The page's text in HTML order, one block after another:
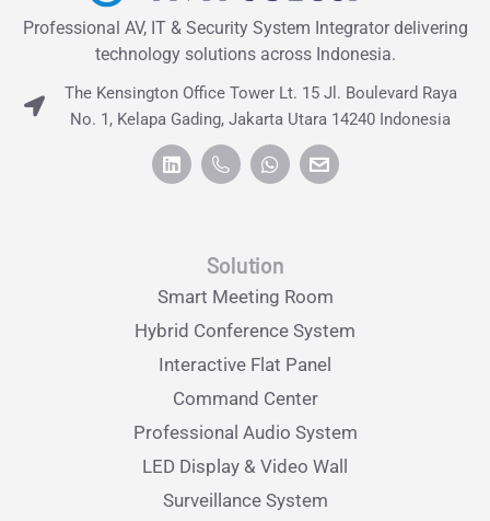
Professional AV, IT & Security System Integrator delivering
technology solutions across Indonesia.
The Kensington Office Tower Lt. 15 Jl. Boulevard Raya
No. 1, Kelapa Gading, Jakarta Utara 14240 Indonesia
Solution
Smart Meeting Room
Hybrid Conference System
Interactive Flat Panel
Command Center
Professional Audio System
LED Display & Video Wall
Surveillance System